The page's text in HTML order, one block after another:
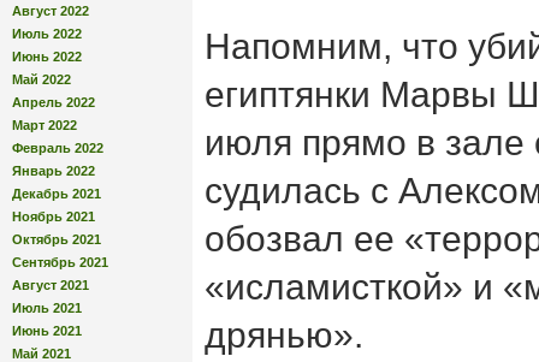
Август 2022
Июль 2022
Июнь 2022
Май 2022
Апрель 2022
Март 2022
Февраль 2022
Январь 2022
Декабрь 2021
Ноябрь 2021
Октябрь 2021
Сентябрь 2021
Август 2021
Июль 2021
Июнь 2021
Май 2021
Напомним, что
египтянки Марвы
июля прямо в
судилась с
обозвал ее
«исламисткой» и
дрянью».